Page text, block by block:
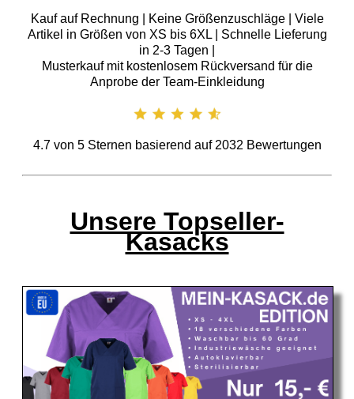
Kauf auf Rechnung | Keine Größenzuschläge | Viele
Artikel in Größen von XS bis 6XL | Schnelle Lieferung
in 2-3 Tagen |
Musterkauf mit kostenlosem Rückversand für die
Anprobe der Team-Einkleidung
4.7von 5Sternen basierend auf 2032 Bewertungen
Unsere Topseller-
Kasacks